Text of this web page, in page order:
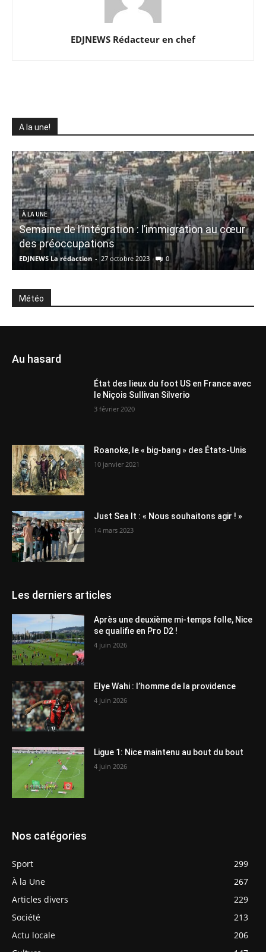
EDJNEWS Rédacteur en chef
A la une!
À LA UNE
Semaine de l’intégration : l’immigration au cœur
des préoccupations
EDJNEWS La rédaction - 27 octobre 2023 0
Météo
Au hasard
État des lieux du foot US en France avec
le Niçois Sullivan Silverio
3 février 2020
Roanoke, le « big-bang » des États-Unis
10 janvier 2021
Just Sea It : « Nous souhaitons agir ! »
14 mars 2023
Les derniers articles
Après une deuxième mi-temps folle, Nice
se qualifie en Pro D2 !
4 juin 2026
Elye Wahi : l’homme de la providence
4 juin 2026
Ligue 1: Nice maintenu au bout du bout
4 juin 2026
Nos catégories
Sport
299
À la Une
267
Articles divers
229
Société
213
Actu locale
206